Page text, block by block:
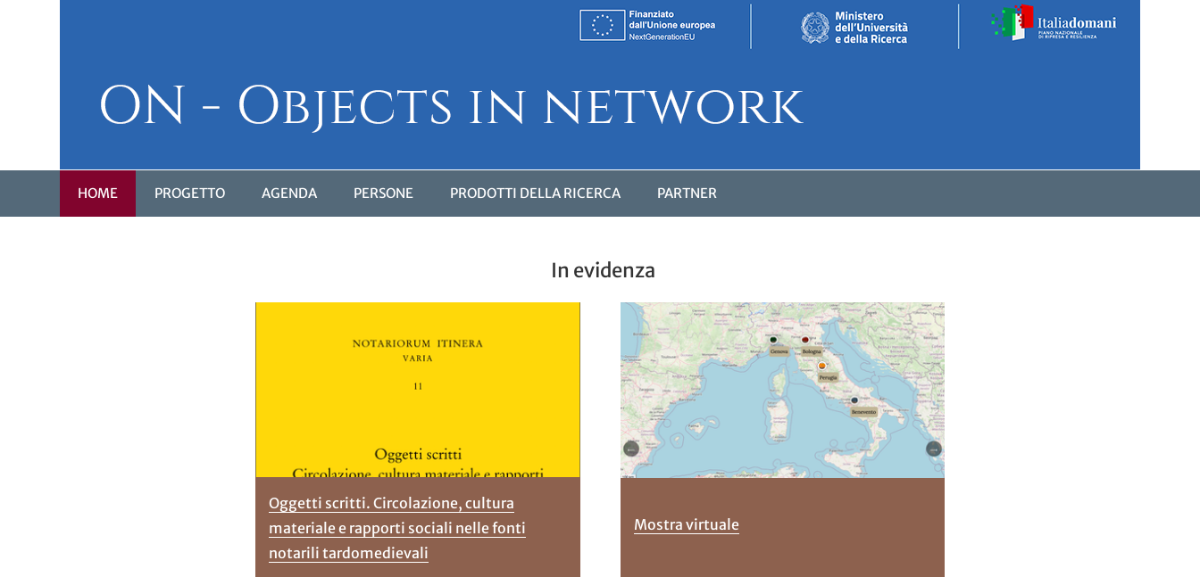
HOME PROGETTO AGENDA PERSONE PRODOTTI DELLA RICERCA PARTNER
In evidenza
Oggetti scritti. Circolazione, cultura
materiale e rapporti sociali nelle fonti
notarili tardomedievali
Mostra virtuale